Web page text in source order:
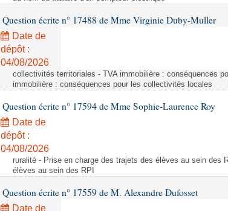
Question écrite n° 17488 de Mme Virginie Duby-Muller
Date de
dépôt :
04/08/2026
collectivités territoriales - TVA immobilière : conséquences
immobilière : conséquences pour les collectivités locales
Question écrite n° 17594 de Mme Sophie-Laurence Roy
Date de
dépôt :
04/08/2026
ruralité - Prise en charge des trajets des élèves au sein des
élèves au sein des RPI
Question écrite n° 17559 de M. Alexandre Dufosset
Date de